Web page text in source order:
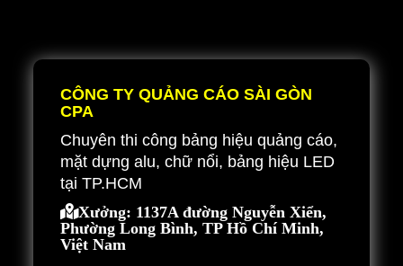
CÔNG TY QUẢNG CÁO SÀI GÒN
CPA
Chuyên thi công bảng hiệu quảng cáo,
mặt dựng alu, chữ nổi, bảng hiệu LED
tại TP.HCM
Xưởng: 1137A đường Nguyễn Xiển,
Phường Long Bình, TP Hồ Chí Minh,
Việt Nam